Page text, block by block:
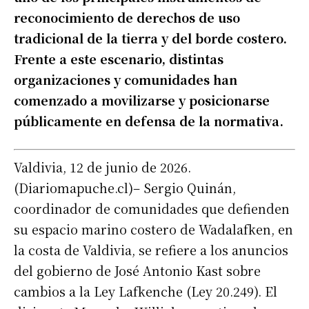
reconocimiento de derechos de uso
tradicional de la tierra y del borde costero.
Frente a este escenario, distintas
organizaciones y comunidades han
comenzado a movilizarse y posicionarse
públicamente en defensa de la normativa.
Valdivia, 12 de junio de 2026.
(Diariomapuche.cl)– Sergio Quinán,
coordinador de comunidades que defienden
su espacio marino costero de Wadalafken, en
la costa de Valdivia, se refiere a los anuncios
del gobierno de José Antonio Kast sobre
cambios a la Ley Lafkenche (Ley 20.249). El